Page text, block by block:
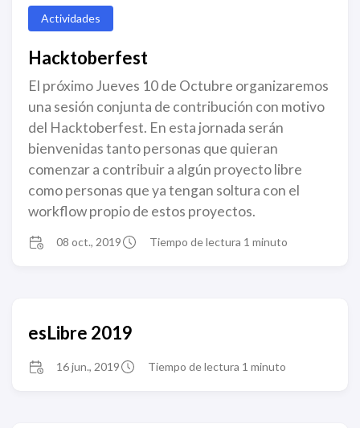
Actividades
Hacktoberfest
El próximo Jueves 10 de Octubre organizaremos
una sesión conjunta de contribución con motivo
del Hacktoberfest. En esta jornada serán
bienvenidas tanto personas que quieran
comenzar a contribuir a algún proyecto libre
como personas que ya tengan soltura con el
workflow propio de estos proyectos.
08 oct., 2019 Tiempo de lectura 1 minuto
esLibre 2019
16 jun., 2019 Tiempo de lectura 1 minuto